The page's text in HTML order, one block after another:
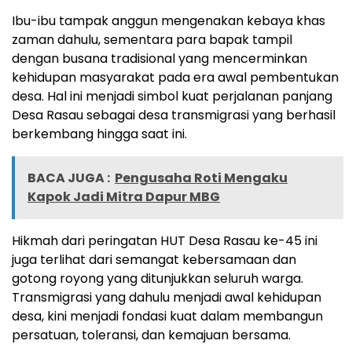
Ibu-ibu tampak anggun mengenakan kebaya khas
zaman dahulu, sementara para bapak tampil
dengan busana tradisional yang mencerminkan
kehidupan masyarakat pada era awal pembentukan
desa. Hal ini menjadi simbol kuat perjalanan panjang
Desa Rasau sebagai desa transmigrasi yang berhasil
berkembang hingga saat ini.
BACA JUGA : Pengusaha Roti Mengaku
Kapok Jadi Mitra Dapur MBG
Hikmah dari peringatan HUT Desa Rasau ke-45 ini
juga terlihat dari semangat kebersamaan dan
gotong royong yang ditunjukkan seluruh warga.
Transmigrasi yang dahulu menjadi awal kehidupan
desa, kini menjadi fondasi kuat dalam membangun
persatuan, toleransi, dan kemajuan bersama.